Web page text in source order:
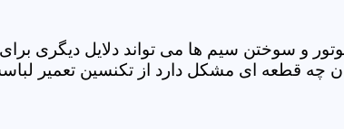
و سوختن سیم ها می تواند دلایل دیگری
چه قطعه ای مشکل دارد از تکنسین تعمیر